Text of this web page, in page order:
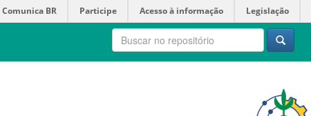
Comunica BR Participe Acesso à informação Legislação